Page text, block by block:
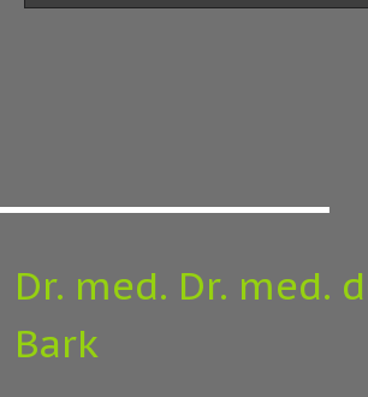
Dr. med. Dr. med.
Bark